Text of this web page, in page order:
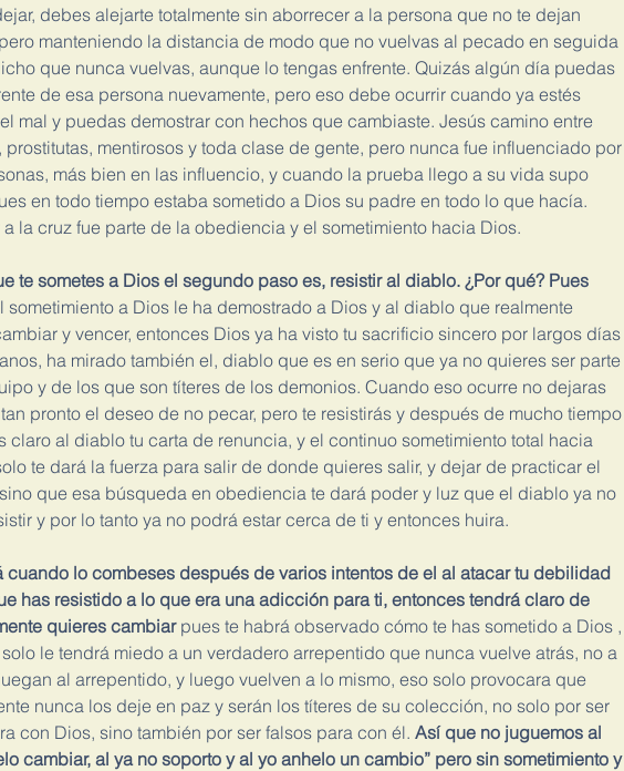
debes alejarte totalmente sin aborrecer a la persona que no te dejan
manteniendo la distancia de modo que no vuelvas al pecado en seguida
que nunca vuelvas, aunque lo tengas enfrente. Quizás algún día puedas
de esa persona nuevamente, pero eso debe ocurrir cuando ya estés
mal y puedas demostrar con hechos que cambiaste. Jesús camino entre
prostitutas, mentirosos y toda clase de gente, pero nunca fue influenciado por
más bien en las influencio, y cuando la prueba llego a su vida supo
en todo tiempo estaba sometido a Dios su padre en todo lo que hacía.
a la cruz fue parte de la obediencia y el sometimiento hacia Dios.
te sometes a Dios el segundo paso es, resistir al diablo. ¿Por qué? Pues
sometimiento a Dios le ha demostrado a Dios y al diablo que realmente
y vencer, entonces Dios ya ha visto tu sacrificio sincero por largos días
ha mirado también el, diablo que es en serio que ya no quieres ser parte
y de los que son títeres de los demonios. Cuando eso ocurre no dejaras
pronto el deseo de no pecar, pero te resistirás y después de mucho tiempo
claro al diablo tu carta de renuncia, y el continuo sometimiento total hacia
te dará la fuerza para salir de donde quieres salir, y dejar de practicar el
que esa búsqueda en obediencia te dará poder y luz que el diablo ya no
y por lo tanto ya no podrá estar cerca de ti y entonces huira.
cuando lo combeses después de varios intentos de el al atacar tu debilidad
has resistido a lo que era una adicción para ti, entonces tendrá claro de
quieres cambiar pues te habrá observado cómo te has sometido a Dios ,
le tendrá miedo a un verdadero arrepentido que nunca vuelve atrás, no a
al arrepentido, y luego vuelven a lo mismo, eso solo provocara que
nunca los deje en paz y serán los títeres de su colección, no solo por ser
con Dios, sino también por ser falsos para con él. Así que no juguemos al
cambiar, al ya no soporto y al yo anhelo un cambio” pero sin sometimiento y